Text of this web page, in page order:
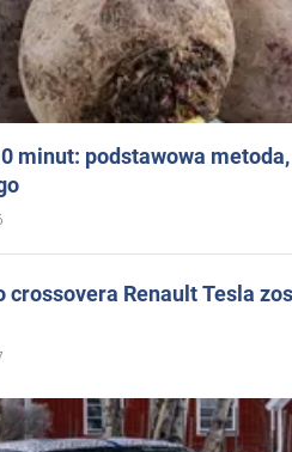
minut: podstawowa
Renault Tesla